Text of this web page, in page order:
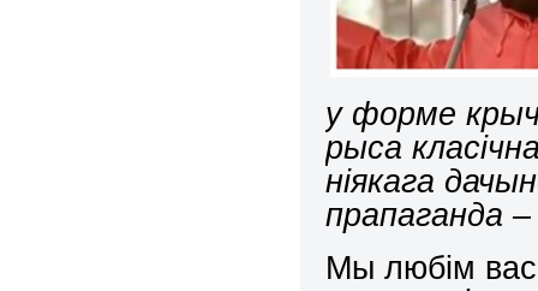
у форме
рыса
ніякага
прапаганда
Мы любім